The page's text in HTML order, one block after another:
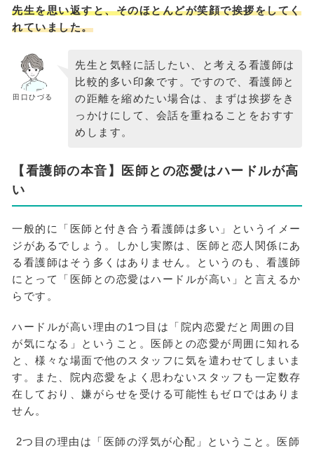
先生を思い返すと、そのほとんどが笑顔で挨拶をしてく
れていました。
田口ひづる
先生と気軽に話したい、と考える看護師は
比較的多い印象です。ですので、看護師と
の距離を縮めたい場合は、まずは挨拶をき
っかけにして、会話を重ねることをおすす
めします。
【看護師の本音】医師との恋愛はハードルが高
い
一般的に「医師と付き合う看護師は多い」というイメー
ジがあるでしょう。しかし実際は、医師と恋人関係にあ
る看護師はそう多くはありません。というのも、看護師
にとって「医師との恋愛はハードルが高い」と言えるか
らです。
ハードルが高い理由の1つ目は「院内恋愛だと周囲の目
が気になる」ということ。医師との恋愛が周囲に知れる
と、様々な場面で他のスタッフに気を遣わせてしまいま
す。また、院内恋愛をよく思わないスタッフも一定数存
在しており、嫌がらせを受ける可能性もゼロではありま
せん。
2つ目の理由は「医師の浮気が心配」ということ。医師